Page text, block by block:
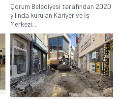
Çorum Belediyesi tarafından 2020
yılında kurulan Kariyer ve İş
Merkezi...